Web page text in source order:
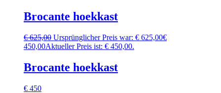
Brocante hoekkast
€625,00 Ursprünglicher Preis war: € 625,00€
450,00Aktueller Preis ist: € 450,00.
Brocante hoekkast
€ 450